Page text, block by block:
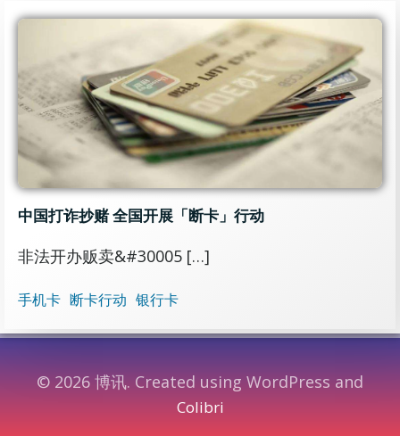
中国打诈抄赌 全国开展「断卡」行动
非法开办贩卖&#30005 […]
手机卡 断卡行动 银行卡
© 2026 博讯. Created using WordPress and
Colibri